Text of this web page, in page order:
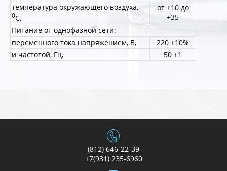
температура окружающего воздуха,
0С,
от +10 до
+35
Питание от однофазной сети:
переменного тока напряжением, В,
220 ±10%
и частотой, Гц,
50 ±1
(812) 646-22-39
+7(931) 235-6960